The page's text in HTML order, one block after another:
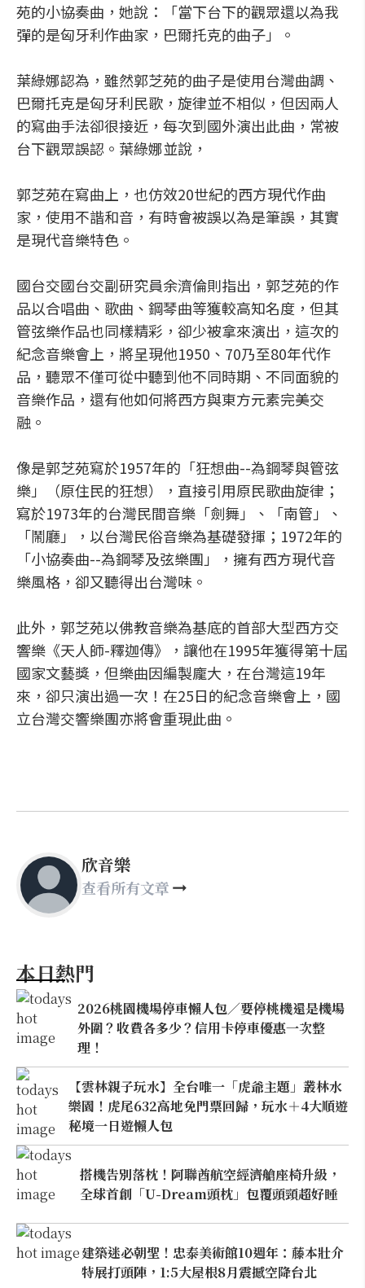
苑的小協奏曲，她說：「當下台下的觀眾還以為我
彈的是匈牙利作曲家，巴爾托克的曲子」。
葉綠娜認為，雖然郭芝苑的曲子是使用台灣曲調、
巴爾托克是匈牙利民歌，旋律並不相似，但因兩人
的寫曲手法卻很接近，每次到國外演出此曲，常被
台下觀眾誤認。葉綠娜並說，
郭芝苑在寫曲上，也仿效20世紀的西方現代作曲
家，使用不諧和音，有時會被誤以為是筆誤，其實
是現代音樂特色。
國台交國台交副研究員余濟倫則指出，郭芝苑的作
品以合唱曲、歌曲、鋼琴曲等獲較高知名度，但其
管弦樂作品也同樣精彩，卻少被拿來演出，這次的
紀念音樂會上，將呈現他1950、70乃至80年代作
品，聽眾不僅可從中聽到他不同時期、不同面貌的
音樂作品，還有他如何將西方與東方元素完美交
融。
像是郭芝苑寫於1957年的「狂想曲--為鋼琴與管弦
樂」（原住民的狂想），直接引用原民歌曲旋律；
寫於1973年的台灣民間音樂「劍舞」、「南管」、
「鬧廳」，以台灣民俗音樂為基礎發揮；1972年的
「小協奏曲--為鋼琴及弦樂團」，擁有西方現代音
樂風格，卻又聽得出台灣味。
此外，郭芝苑以佛教音樂為基底的首部大型西方交
響樂《天人師-釋迦傳》，讓他在1995年獲得第十屆
國家文藝獎，但樂曲因編製龐大，在台灣這19年
來，卻只演出過一次！在25日的紀念音樂會上，國
立台灣交響樂團亦將會重現此曲。
欣音樂
查看所有文章
本日熱門
2026桃園機場停車懶人包／要停桃機還是機場
外圍？收費各多少？信用卡停車優惠一次整
理！
【雲林親子玩水】全台唯一「虎爺主題」叢林水
樂園！虎尾632高地免門票回歸，玩水＋4大順遊
秘境一日遊懶人包
搭機告別落枕！阿聯酋航空經濟艙座椅升級，
全球首創「U-Dream頭枕」包覆頭頸超好睡
建築迷必朝聖！忠泰美術館10週年：藤本壯介
特展打頭陣，1:5大屋根8月震撼空降台北